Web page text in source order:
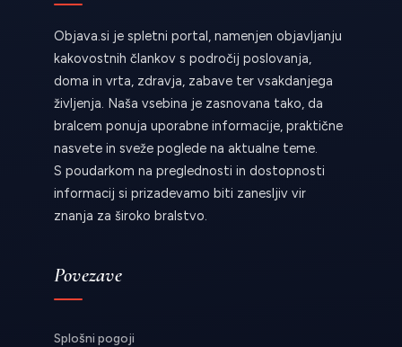
Objava.si je spletni portal, namenjen objavljanju
kakovostnih člankov s področij poslovanja,
doma in vrta, zdravja, zabave ter vsakdanjega
življenja. Naša vsebina je zasnovana tako, da
bralcem ponuja uporabne informacije, praktične
nasvete in sveže poglede na aktualne teme.
S poudarkom na preglednosti in dostopnosti
informacij si prizadevamo biti zanesljiv vir
znanja za široko bralstvo.
Povezave
Splošni pogoji